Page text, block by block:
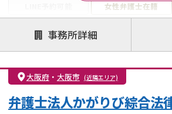
女性弁護士在籍
注力案件
離婚前相談
離婚調停
親権・面会交流権
DV
不貞・不倫慰謝料請求
国際離婚
財産分与
内縁の夫婦
事務所詳細
大阪府・ 大阪市 (近隣エリア)
弁護士法人かがりび綜合法